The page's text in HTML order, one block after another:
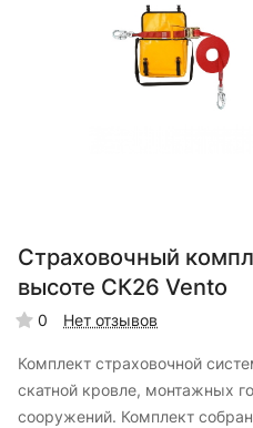
Страховочный
высоте СК26 Vento
0 Нет отзывов
Комплект страховочной
скатной кровле, монтажных
сооружений. Комплект